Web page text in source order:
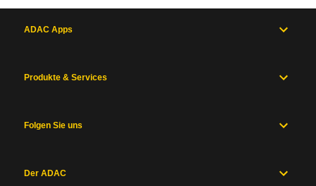
ADAC Apps
Produkte & Services
Folgen Sie uns
Der ADAC